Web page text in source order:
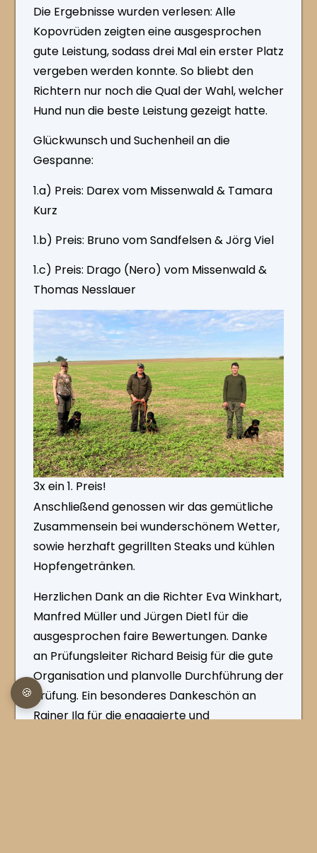
Die Ergebnisse wurden verlesen: Alle
Kopovrüden zeigten eine ausgesprochen
gute Leistung, sodass drei Mal ein erster Platz
vergeben werden konnte. So bliebt den
Richtern nur noch die Qual der Wahl, welcher
Hund nun die beste Leistung gezeigt hatte.
Glückwunsch und Suchenheil an die
Gespanne:
1.a) Preis: Darex vom Missenwald & Tamara
Kurz
1.b) Preis: Bruno vom Sandfelsen & Jörg Viel
1.c) Preis: Drago (Nero) vom Missenwald &
Thomas Nesslauer
3x ein 1. Preis!
Anschließend genossen wir das gemütliche
Zusammensein bei wunderschönem Wetter,
sowie herzhaft gegrillten Steaks und kühlen
Hopfengetränken.
Herzlichen Dank an die Richter Eva Winkhart,
Manfred Müller und Jürgen Dietl für die
ausgesprochen faire Bewertungen. Danke
an Prüfungsleiter Richard Beisig für die gute
Organisation und planvolle Durchführung der
Prüfung. Ein besonderes Dankeschön an
Rainer Ilg für die engagierte und
🍪